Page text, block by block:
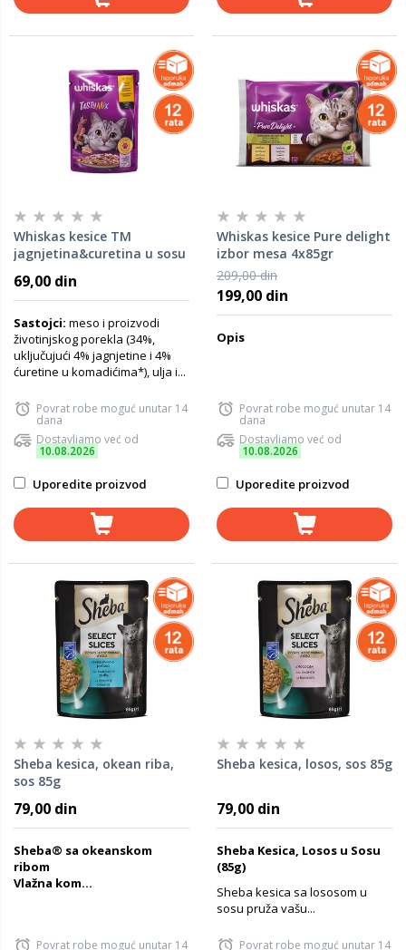
Whiskas kesice TM
jagnjetina&curetina u sosu
69,00 din
Sastojci: meso i proizvodi
životinjskog porekla (34%,
uključujući 4% jagnjetine i 4%
ćuretine u komadićima*), ulja i...
Povrat robe moguć unutar 14
dana
Dostavljamo već od
10.08.2026
Uporedite proizvod
Whiskas kesice Pure delight
izbor mesa 4x85gr
209,00 din
199,00 din
Opis
Povrat robe moguć unutar 14
dana
Dostavljamo već od
10.08.2026
Uporedite proizvod
Sheba kesica, okean riba,
sos 85g
79,00 din
Sheba® sa okeanskom
ribom
Vlažna kom...
Povrat robe moguć unutar 14
Sheba kesica, losos, sos 85g
79,00 din
Sheba Kesica, Losos u Sosu
(85g)
Sheba kesica sa lososom u
sosu pruža vašu...
Povrat robe moguć unutar 14